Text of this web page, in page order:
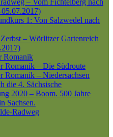
– Vom Fichtelberg nach
1: Von Salzwedel nach
– Wörlitzer Gartenreich
Romanik
Romanik – Die Südroute
Romanik – Niedersachsen
die 4. Sächsische
2020 – Boom. 500 Jahre
Sachsen.
Radweg